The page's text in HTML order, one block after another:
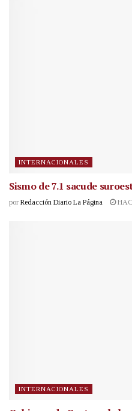
INTERNACIONALES
Sismo de 7.1 sacude
por Redacción Diario La Página
INTERNACIONALES